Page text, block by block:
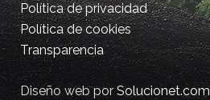
Política de privacidad
Política de cookies
Transparencia
Diseño web porSolucionet.com